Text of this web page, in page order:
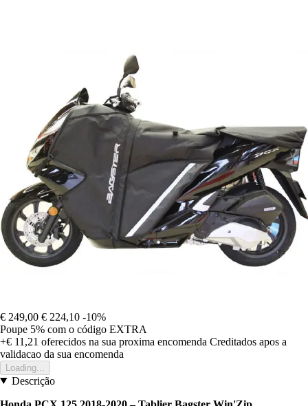
€ 249,00 € 224,10 -10%
Poupe 5% com o código EXTRA
+€ 11,21 oferecidos na sua proxima encomenda Creditados apos a
validacao da sua encomenda
Loading...
Descrição